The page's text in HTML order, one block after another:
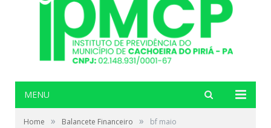
MENU
Home » Balancete Financeiro » bf maio